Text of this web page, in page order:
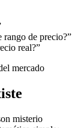
rango de precio?”
real?”
mercado
misterio